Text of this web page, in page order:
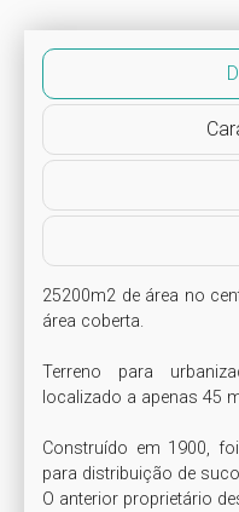
25200m2 de área no
área coberta.
Terreno para
localizado a apenas 45
Construído em 1900,
para distribuição de
O anterior proprietário